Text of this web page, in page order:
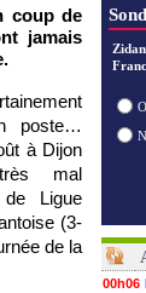
coup de
jamais
poste…
à Dijon
mal
Ligue
(3-
de la
00h06